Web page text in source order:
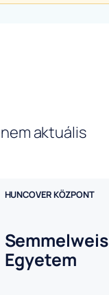
aktuális
HUNCOVER KÖZPONT
Semmelweis
Egyetem